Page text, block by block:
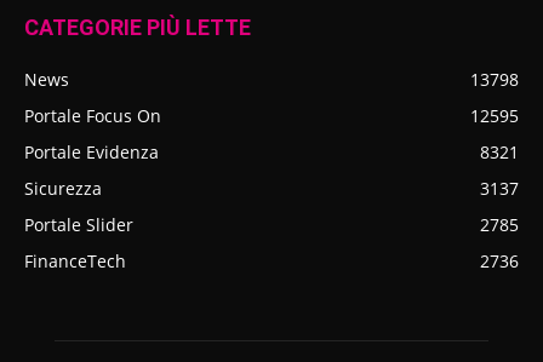
CATEGORIE PIÙ LETTE
News
13798
Portale Focus On
12595
Portale Evidenza
8321
Sicurezza
3137
Portale Slider
2785
FinanceTech
2736